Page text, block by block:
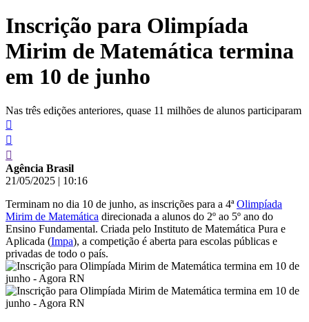
conteúdo
Inscrição para Olimpíada
Mirim de Matemática termina
em 10 de junho
Nas três edições anteriores, quase 11 milhões de alunos participaram
Agência Brasil
21/05/2025 | 10:16
Terminam no dia 10 de junho, as inscrições para a 4ªOlimpíada
Mirim de Matemática direcionada a alunos do 2º ao 5º ano do
Ensino Fundamental. Criada pelo Instituto de Matemática Pura e
Aplicada (Impa), a competição é aberta para escolas públicas e
privadas de todo o país.